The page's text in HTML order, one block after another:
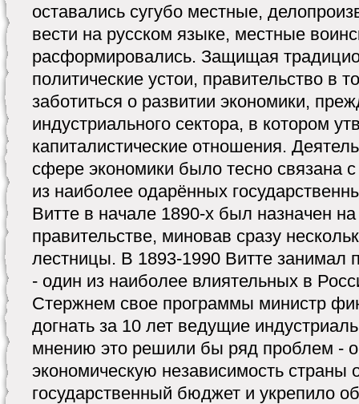
оставались сугубо местные,
вести на русском языке, местные
расформировались. Защищая
политические устои, правительство в
заботиться о развитии экономики,
индустриального сектора, в котором
капиталистические отношения.
сфере экономики было тесно связана
из наиболее одарённых
Витте в начале 1890-х был назначен
правительстве, миновав сразу
лестницы. В 1893-1990 Витте занимал
- один из наиболее влиятельных в
Стержнем свое программы министр
догнать за 10 лет ведущие
мнению это решили бы ряд проблем -
экономическую независимость страны
государственный бюджет и укрепило